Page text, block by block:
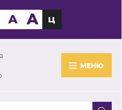
МЕНЮ
A A Ц